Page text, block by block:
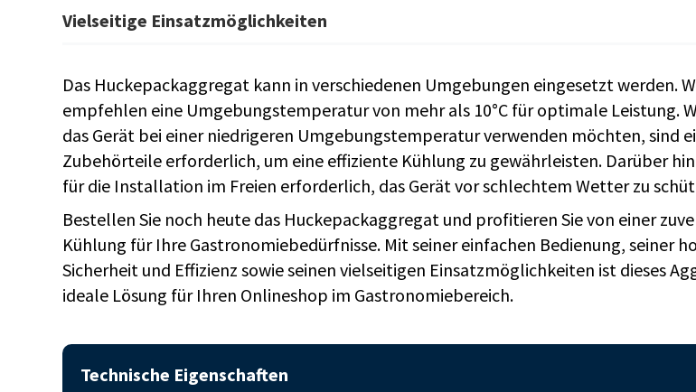
Vielseitige Einsatzmöglichkeiten
Das Huckepackaggregat kann in verschiedenen Umgebungen eingesetzt werden.
empfehlen eine Umgebungstemperatur von mehr als 10°C für optimale Leistung.
das Gerät bei einer niedrigeren Umgebungstemperatur verwenden möchten, sind
Zubehörteile erforderlich, um eine effiziente Kühlung zu gewährleisten. Darüber
für die Installation im Freien erforderlich, das Gerät vor schlechtem Wetter zu
Bestellen Sie noch heute das Huckepackaggregat und profitieren Sie von einer
Kühlung für Ihre Gastronomiebedürfnisse. Mit seiner einfachen Bedienung, seiner
Sicherheit und Effizienz sowie seinen vielseitigen Einsatzmöglichkeiten ist dieses
ideale Lösung für Ihren Onlineshop im Gastronomiebereich.
Technische Eigenschaften